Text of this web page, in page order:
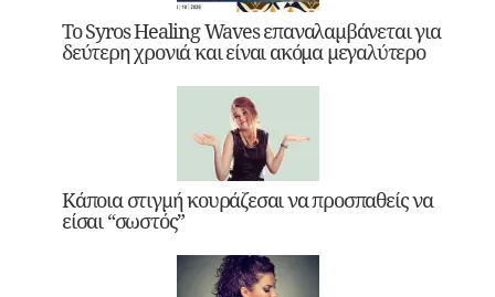
Το Syros Healing Waves επαναλαμβάνεται για
δεύτερη χρονιά και είναι ακόμα μεγαλύτερο
Κάποια στιγμή κουράζεσαι να προσπαθείς να
είσαι “σωστός”